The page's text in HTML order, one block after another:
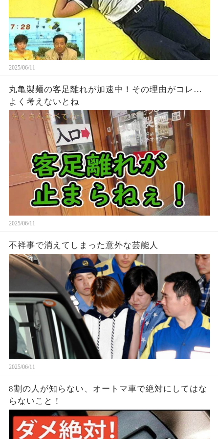
2025/06/11
丸亀製麺の客足離れが加速中！その理由がコレ…
よく考えないとね
2025/06/11
不祥事で消えてしまった意外な芸能人
2025/06/11
8割の人が知らない、オートマ車で絶対にしてはな
らないこと！